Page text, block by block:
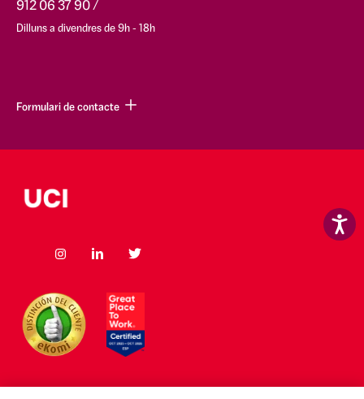
912 06 37 90
Dilluns a divendres de 9h - 18h
Formulari de contacte